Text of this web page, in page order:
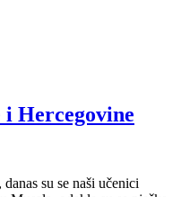
i Hercegovine
su se naši učenici